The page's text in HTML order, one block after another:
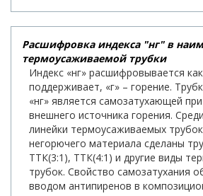
Расшифровка индекса "нг" в
термоусаживаемой трубки
Индекс «нг» расшифровывается
поддерживает, «г» – горение.
«нг» является самозатухающей
внешнего источника горения.
линейки термоусаживаемых
негорючего материала сделаны
ТТК(3:1), ТТК(4:1) и другие виды
трубок. Свойство самозатухания
вводом антипиренов в